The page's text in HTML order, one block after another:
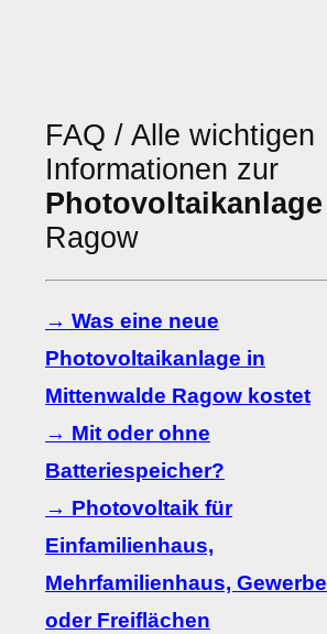
FAQ / Alle wichtigen
Informationen zur
Photovoltaikanlage
Ragow
→ Was eine neue
Photovoltaikanlage in
Mittenwalde Ragow kostet
→ Mit oder ohne
Batteriespeicher?
→ Photovoltaik für
Einfamilienhaus,
Mehrfamilienhaus, Gewerbe
oder Freiflächen